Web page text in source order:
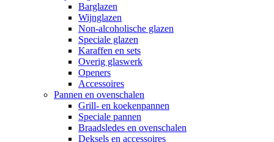
Barglazen
Wijnglazen
Non-alcoholische glazen
Speciale glazen
Karaffen en sets
Overig glaswerk
Openers
Accessoires
Pannen en ovenschalen
Grill- en koekenpannen
Speciale pannen
Braadsledes en ovenschalen
Deksels en accessoires